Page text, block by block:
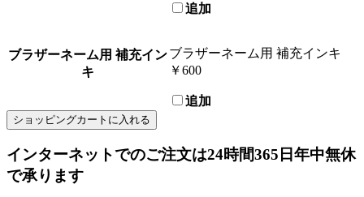
追加
ブラザーネーム用 補充イン
キ
ブラザーネーム用 補充インキ
￥600
追加
ショッピングカートに入れる
インターネットでのご注文は24時間365日年中無休
で承ります